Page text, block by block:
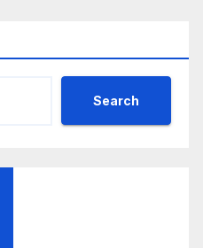
Search